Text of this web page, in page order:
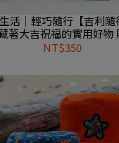
活｜輕巧隨行【吉利隨
著大吉祝福的實用好物
NT$350